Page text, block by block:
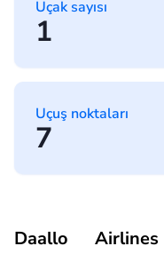
Uçak sayısı
1
Uçuş noktaları
7
Daallo